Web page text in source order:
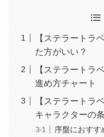
【ステラートラ
た方がいい？
【ステラートラ
進め方チャート
【ステラートラ
キャラクターの
序盤におすす